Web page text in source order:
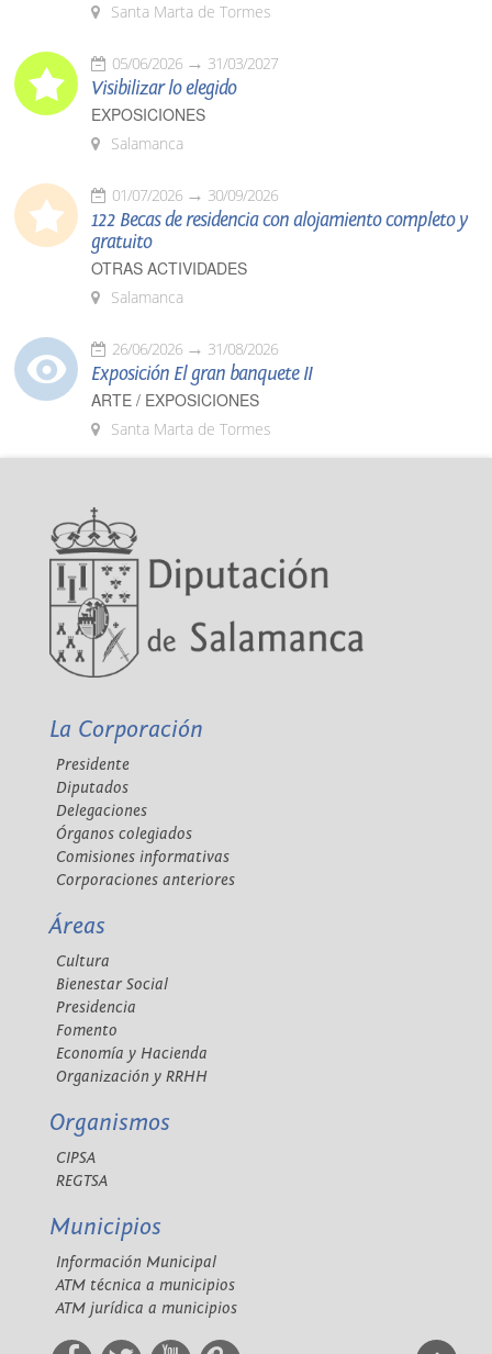
Santa Marta de Tormes
05/06/2026 31/03/2027
Visibilizar lo elegido
EXPOSICIONES
Salamanca
01/07/2026 30/09/2026
122 Becas de residencia con alojamiento completo y
gratuito
OTRAS ACTIVIDADES
Salamanca
26/06/2026 31/08/2026
Exposición El gran banquete II
ARTE / EXPOSICIONES
Santa Marta de Tormes
La Corporación
Presidente
Diputados
Delegaciones
Órganos colegiados
Comisiones informativas
Corporaciones anteriores
Áreas
Cultura
Bienestar Social
Presidencia
Fomento
Economía y Hacienda
Organización y RRHH
Organismos
CIPSA
REGTSA
Municipios
Información Municipal
ATM técnica a municipios
ATM jurídica a municipios